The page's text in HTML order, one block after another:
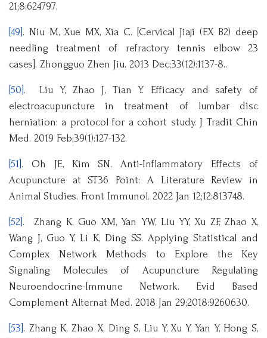
21;8:624797.
[49] . Niu M, Xue MX, Xia C. [Cervical Jiaji (EX B2) deep
needling treatment of refractory tennis elbow 23
cases]. Zhongguo Zhen Jiu. 2013 Dec;33(12):1137-8..
[50] . Liu Y, Zhao J, Tian Y. Efficacy and safety of
electroacupuncture in treatment of lumbar disc
herniation: a protocol for a cohort study. J Tradit Chin
Med. 2019 Feb;39(1):127-132.
[51] . Oh JE, Kim SN. Anti-Inflammatory Effects of
Acupuncture at ST36 Point: A Literature Review in
Animal Studies. Front Immunol. 2022 Jan 12;12:813748.
[52] . Zhang K, Guo XM, Yan YW, Liu YY, Xu ZF, Zhao X,
Wang J, Guo Y, Li K, Ding SS. Applying Statistical and
Complex Network Methods to Explore the Key
Signaling Molecules of Acupuncture Regulating
Neuroendocrine-Immune Network. Evid Based
Complement Alternat Med. 2018 Jan 29;2018:9260630.
[53] . Zhang K, Zhao X, Ding S, Liu Y, Xu Y, Yan Y, Hong S,